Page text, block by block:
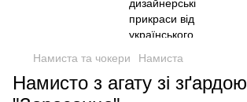
Намиста та чокери Намиста
Намисто з агату зі зґардою